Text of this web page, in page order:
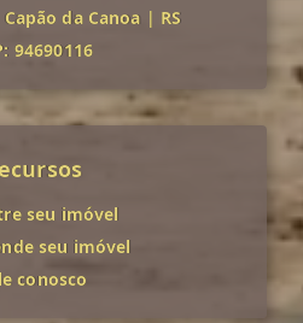
Capão da Canoa | RS
94690116
seu imóvel
seu imóvel
conosco